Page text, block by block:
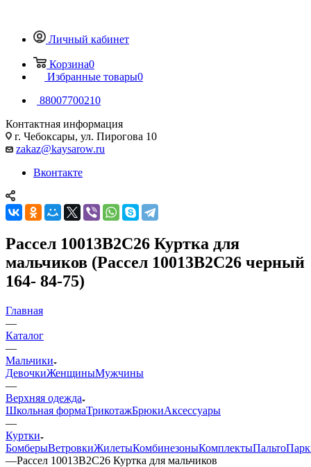
Личный кабинет
Корзина0
Избранные товары0
88007700210
Контактная информация
г. Чебоксары, ул. Пирогова 10
zakaz@kaysarow.ru
Вконтакте
Рассел 10013B2C26 Куртка для
мальчиков (Рассел 10013B2C26 черный
164- 84-75)
Главная
—
Каталог
—
Мальчики
ДевочкиЖенщиныМужчины
—
Верхняя одежда
Школьная формаТрикотажБрюкиАксессуары
—
Куртки
БомберыВетровкиЖилетыКомбинезоныКомплектыПальто
—Рассел 10013B2C26 Куртка для мальчиков